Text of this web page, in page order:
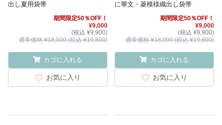
出し夏用袋帯
期間限定50％OFF！
¥9,000
(税込 ¥9,900)
通常価格 ¥18,000 (税込 ¥19,800)
カゴに入れる
お気に入り
に華文・菱模様織出し袋帯
期間限定50％OFF！
¥9,000
(税込 ¥9,900)
通常価格 ¥18,000 (税込 ¥19,800)
カゴに入れる
お気に入り